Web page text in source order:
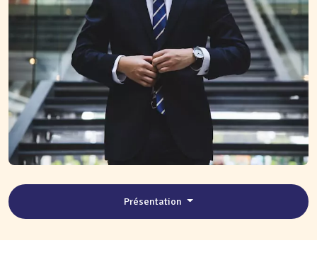
Présentation